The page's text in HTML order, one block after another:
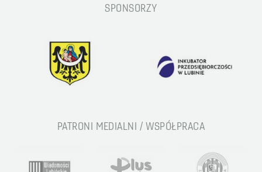
SPONSORZY
PATRONI MEDIALNI / WSPÓŁPRACA